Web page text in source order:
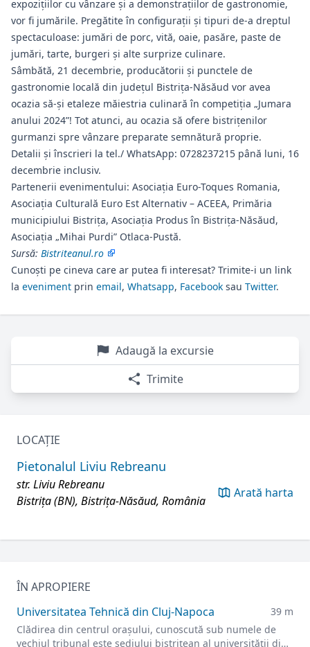
expozițiilor cu vânzare și a demonstrațiilor de gastronomie,
vor fi jumările. Pregătite în configurații și tipuri de-a dreptul
spectaculoase: jumări de porc, vită, oaie, pasăre, paste de
jumări, tarte, burgeri și alte surprize culinare.
Sâmbătă, 21 decembrie, producătorii și punctele de
gastronomie locală din județul Bistrița-Năsăud vor avea
ocazia să-și etaleze măiestria culinară în competiția „Jumara
anului 2024”! Tot atunci, au ocazia să ofere bistrițenilor
gurmanzi spre vânzare preparate semnătură proprie.
Detalii și înscrieri la tel./ WhatsApp: 0728237215 până luni, 16
decembrie inclusiv.
Partenerii evenimentului: Asociația Euro-Toques Romania,
Asociația Culturală Euro Est Alternativ – ACEEA, Primăria
municipiului Bistrița, Asociația Produs în Bistrița-Năsăud,
Asociația „Mihai Purdi” Otlaca-Pustă.
Sursă: Bistriteanul.ro
Cunoști pe cineva care ar putea fi interesat? Trimite-i un link
la eveniment prin email, Whatsapp, Facebook sau Twitter.
Adaugă la excursie
Trimite
LOCAȚIE
Pietonalul Liviu Rebreanu
str. Liviu Rebreanu
Bistrița (BN), Bistrița-Năsăud, România
Arată harta
ÎN APROPIERE
Universitatea Tehnică din Cluj-Napoca
39 m
Clădirea din centrul orașului, cunoscută sub numele de
vechiul tribunal este sediului bistrițean al universității din